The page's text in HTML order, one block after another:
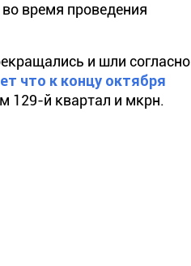
во время проведения
и шли согласно
что к концу октября
129-й квартал и мкрн.